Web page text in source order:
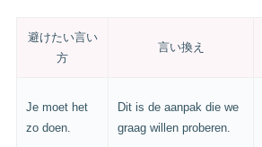
避けたい言い
方
言い換え
Je moet het
zo doen.
Dit is de aanpak die we
graag willen proberen.